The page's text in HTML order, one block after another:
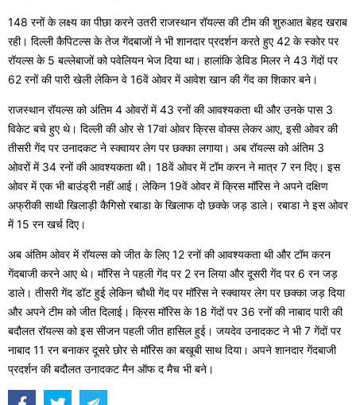
148 रनों के लक्ष्य का पीछा करने उतरी राजस्थान रॉयल्स की टीम की शुरुआत बेहद खराब
रही। दिल्ली कैपिटल्स के तेज गेंदबाजों ने भी शानदार प्रदर्शन करते हुए 42 के स्कोर पर
रॉयल्स के 5 बल्लेबाजों को पवेलियन भेज दिया था। हालांकि डेविड मिलर ने 43 गेंदों पर
62 रनों की पारी खेली लेकिन वे 16वें ओवर में आवेश खान की गेंद का शिकार बने।
राजस्थान रॉयल्स को अंतिम 4 ओवरों में 43 रनों की आवश्यकता थी और उनके पास 3
विकेट बचे हुए थे। दिल्ली की ओर से 17वां ओवर क्रिस वोक्स लेकर आए, इसी ओवर की
तीसरी गेंद पर उनादकट ने स्क्वायर लेग पर छक्का लगाया। अब रॉयल्स को अंतिम 3
ओवरों में 34 रनों की आवश्यकता थी। 18वें ओवर में टॉम करन ने मात्र 7 रन दिए। इस
ओवर में एक भी बाउंड्री नहीं आई। लेकिन 19वें ओवर में क्रिस मॉरिस ने अपने दक्षिण
अफ्रीकी साथी खिलाड़ी कैगिसो रबाडा के खिलाफ दो छक्के जड़ डाले। रबाडा ने इस ओवर
में 15 रन खर्च दिए।
अब अंतिम ओवर में रॉयल्स को जीत के लिए 12 रनों की आवश्यकता थी और टॉम करन
गेंदबाजी करने आए थे। मॉरिस ने पहली गेंद पर 2 रन लिया और दूसरी गेंद पर 6 रन जड़
डाले। तीसरी गेंद डॉट हुई लेकिन चौथी गेंद पर मॉरिस ने स्क्वायर लेग पर छक्का जड़ दिया
और अपने टीम को जीत दिलाई। क्रिस मॉरिस के 18 गेंदों पर 36 रनों की नाबाद पारी की
बदौलत रॉयल्स को इस सीजन पहली जीत हासिल हुई। जयदेव उनादकट ने भी 7 गेंदों पर
नाबाद 11 रन बनाकर दूसरे छोर से मॉरिस का बखूबी साथ दिया। अपने शानदार गेंदबाजी
प्रदर्शन की बदौलत उनादकट मैन ऑफ द मैच भी बने।